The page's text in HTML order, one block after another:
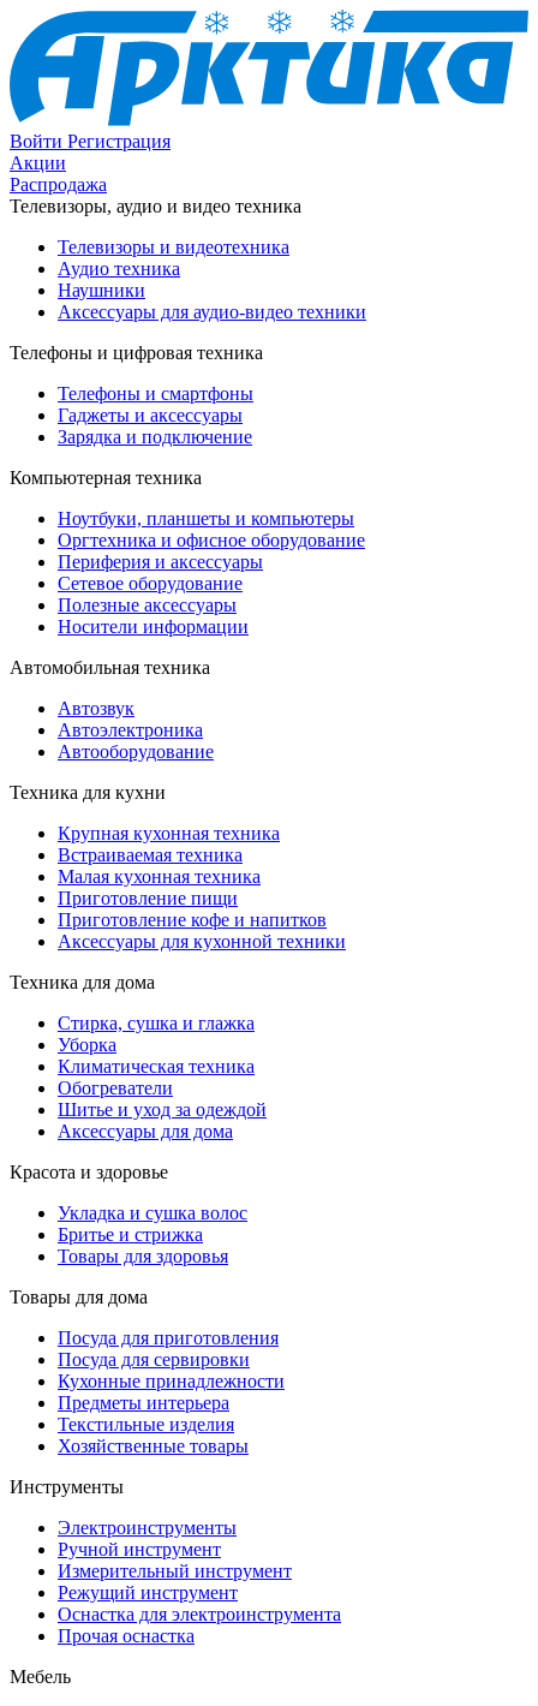
Войти Регистрация
Акции
Распродажа
Телевизоры, аудио и видео техника
Телевизоры и видеотехника
Аудио техника
Наушники
Аксессуары для аудио-видео техники
Телефоны и цифровая техника
Телефоны и смартфоны
Гаджеты и аксессуары
Зарядка и подключение
Компьютерная техника
Ноутбуки, планшеты и компьютеры
Оргтехника и офисное оборудование
Периферия и аксессуары
Cетевое оборудование
Полезные аксессуары
Носители информации
Автомобильная техника
Автозвук
Автоэлектроника
Автооборудование
Техника для кухни
Крупная кухонная техника
Встраиваемая техника
Малая кухонная техника
Приготовление пищи
Приготовление кофе и напитков
Аксессуары для кухонной техники
Техника для дома
Стирка, сушка и глажка
Уборка
Климатическая техника
Обогреватели
Шитье и уход за одеждой
Аксессуары для дома
Красота и здоровье
Укладка и сушка волос
Бритье и стрижка
Товары для здоровья
Товары для дома
Посуда для приготовления
Посуда для сервировки
Кухонные принадлежности
Предметы интерьера
Текстильные изделия
Хозяйственные товары
Инструменты
Электроинструменты
Ручной инструмент
Измерительный инструмент
Режущий инструмент
Оснастка для электроинструмента
Прочая оснастка
Мебель